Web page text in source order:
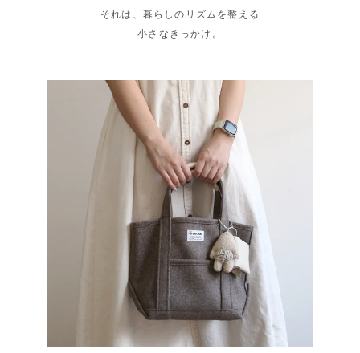
それは、暮らしのリズムを整える
小さなきっかけ。